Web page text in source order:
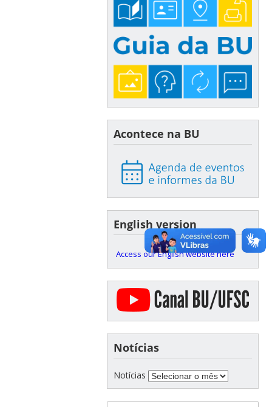
Acontece na BU
English version
Access our English website here
Notícias
Notícias